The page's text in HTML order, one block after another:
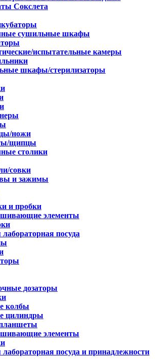
Сокслета
сушильные шкафы
испытательные камеры
шкафы/стерилизаторы
ножи
щипцы
столики
совки
и зажимы
и пробки
элементы
посуда
дозаторы
колбы
цилиндры
элементы
посуда и принадлежности